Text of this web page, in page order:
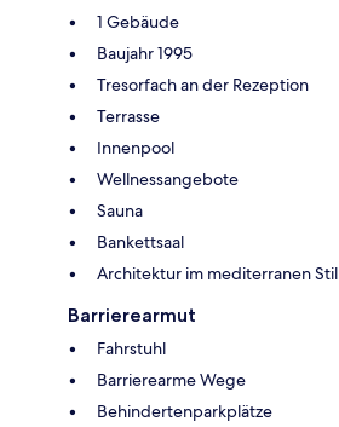
1 Gebäude
Baujahr 1995
Tresorfach an der Rezeption
Terrasse
Innenpool
Wellnessangebote
Sauna
Bankettsaal
Architektur im mediterranen Stil
Barrierearmut
Fahrstuhl
Barrierearme Wege
Behindertenparkplätze